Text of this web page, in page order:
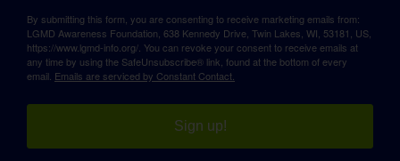
By submitting this form, you are consenting to receive marketing emails from:
LGMD Awareness Foundation, 638 Kennedy Drive, Twin Lakes, WI, 53181, US,
https://www.lgmd-info.org/. You can revoke your consent to receive emails at
any time by using the SafeUnsubscribe® link, found at the bottom of every
email. Emails are serviced by Constant Contact.
Sign up!